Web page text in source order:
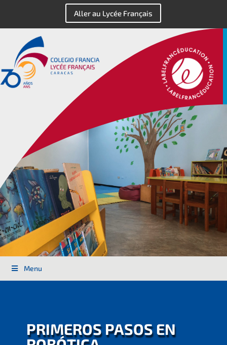
Aller au Lycée Français
Menu
PRIMEROS PASOS EN